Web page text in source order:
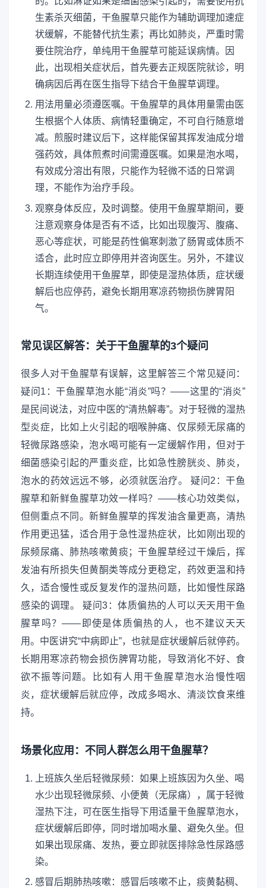
生素杀灭细菌，干鱼腥草只能作为辅助调理加速症
状缓解，不能替代抗生素；再比如肺炎，严重时需
要住院治疗，单纯用干鱼腥草可能延误病情。因
此，出现相关症状后，首先要去正规医院就诊，明
确病因后再在医生指导下结合干鱼腥草调理。
用法用量必须遵医嘱。干鱼腥草的具体用量需由医
生根据个人体质、病情轻重确定，不可自行随意增
减。煎服时建议后下，这样能保留其挥发油成分增
强药效，具体煎煮时间需遵医嘱。如果是泡水喝，
有效成分溶出有限，只能作为轻微不适的日常调
理，不能作为治疗手段。
观察身体反应，及时调整。使用干鱼腥草期间，要
注意观察身体是否有不适，比如出现腹泻、腹痛、
恶心等症状，可能是药性偏寒刺激了肠胃或体质不
适合，此时应立即停用并咨询医生。另外，不建议
长期连续使用干鱼腥草，即使是湿热体质，症状缓
解后也应停药，避免长期用寒凉药物损伤脾胃阳
气。
常见误区解答：关于干鱼腥草的3个疑问
很多人对干鱼腥草有误解，这里解答三个常见疑问：
疑问1：干鱼腥草泡水能“消炎”吗？——这里的“消炎”
是民间说法，对应中医的“清热解毒”。对于轻微的湿热
型炎症，比如上火引起的咽喉肿痛、仅尿频无尿痛的
轻微尿路感染，泡水喝可能有一定缓解作用，但对于
细菌感染引起的严重炎症，比如急性膀胱炎、肺炎，
泡水的药效远远不够，必须就医治疗。 疑问2：干鱼
腥草和新鲜鱼腥草功效一样吗？——核心功效类似，
但侧重点不同。新鲜鱼腥草的挥发油含量更高，清热
作用更迅猛，适合用于急性湿热症状，比如刚出现的
尿频尿痛、肺热咳嗽黄痰；干鱼腥草经过干燥后，挥
发油有所损失但黄酮类等成分更稳定，药效更温和持
久，适合慢性或反复发作的湿热问题，比如慢性尿路
感染的调理。 疑问3：体质偏热的人可以天天用干鱼
腥草吗？——即使是体质偏热的人，也不建议天天
用。中医讲究“中病即止”，也就是症状缓解后就停药。
长期用寒凉药物会损伤脾胃功能，导致消化不好、食
欲不振等问题。比如有人用干鱼腥草泡水治慢性咽
炎，症状缓解后就应停，改成多喝水、清淡饮食来维
持。
场景化应用：不同人群怎么用干鱼腥草？
上班族久坐后轻微尿频：如果上班族因为久坐、喝
水少出现轻微尿频、小便黄（无尿痛），属于轻微
湿热下注，可在医生指导下用适量干鱼腥草泡水，
症状缓解后即停，同时增加喝水量、避免久坐。但
如果出现尿痛、发热，要立即就医排除急性尿路感
染。
感冒后期肺热咳嗽：感冒后咳嗽不止，痰黄黏稠、